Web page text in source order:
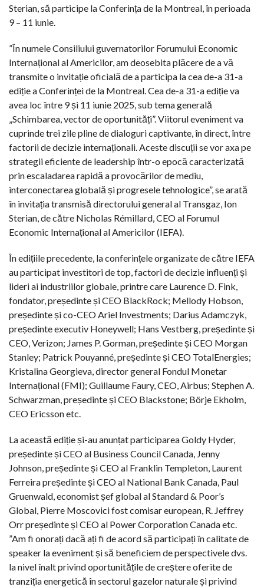
Sterian, să participe la Conferința de la Montreal, în perioada
9 – 11 iunie.
”În numele Consiliului guvernatorilor Forumului Economic
Internațional al Americilor, am deosebita plăcere de a vă
transmite o invitație oficială de a participa la cea de-a 31-a
ediție a Conferinței de la Montreal. Cea de-a 31-a ediție va
avea loc între 9 și 11 iunie 2025, sub tema generală
„Schimbarea, vector de oportunități”. Viitorul eveniment va
cuprinde trei zile pline de dialoguri captivante, în direct, între
factorii de decizie internaționali. Aceste discuții se vor axa pe
strategii eficiente de leadership într-o epocă caracterizată
prin escaladarea rapidă a provocărilor de mediu,
interconectarea globală și progresele tehnologice”, se arată
în invitația transmisă directorului general al Transgaz, Ion
Sterian, de către Nicholas Rémillard, CEO al Forumul
Economic Internațional al Americilor (IEFA).
În edițiile precedente, la conferințele organizate de către IEFA
au participat investitori de top, factori de decizie influenți și
lideri ai industriilor globale, printre care Laurence D. Fink,
fondator, președinte și CEO BlackRock; Mellody Hobson,
președinte și co-CEO Ariel Investments; Darius Adamczyk,
președinte executiv Honeywell; Hans Vestberg, președinte și
CEO, Verizon; James P. Gorman, președinte și CEO Morgan
Stanley; Patrick Pouyanné, președinte și CEO TotalEnergies;
Kristalina Georgieva, director general Fondul Monetar
Internațional (FMI); Guillaume Faury, CEO, Airbus; Stephen A.
Schwarzman, președinte și CEO Blackstone; Börje Ekholm,
CEO Ericsson etc.
La această ediție și-au anunțat participarea Goldy Hyder,
președinte și CEO al Business Council Canada, Jenny
Johnson, președinte și CEO al Franklin Templeton, Laurent
Ferreira președinte și CEO al National Bank Canada, Paul
Gruenwald, economist șef global al Standard & Poor’s
Global, Pierre Moscovici fost comisar european, R. Jeffrey
Orr președinte și CEO al Power Corporation Canada etc.
”Am fi onorați dacă ați fi de acord să participați în calitate de
speaker la eveniment și să beneficiem de perspectivele dvs.
la nivel înalt privind oportunitățile de creștere oferite de
tranziția energetică în sectorul gazelor naturale și privind